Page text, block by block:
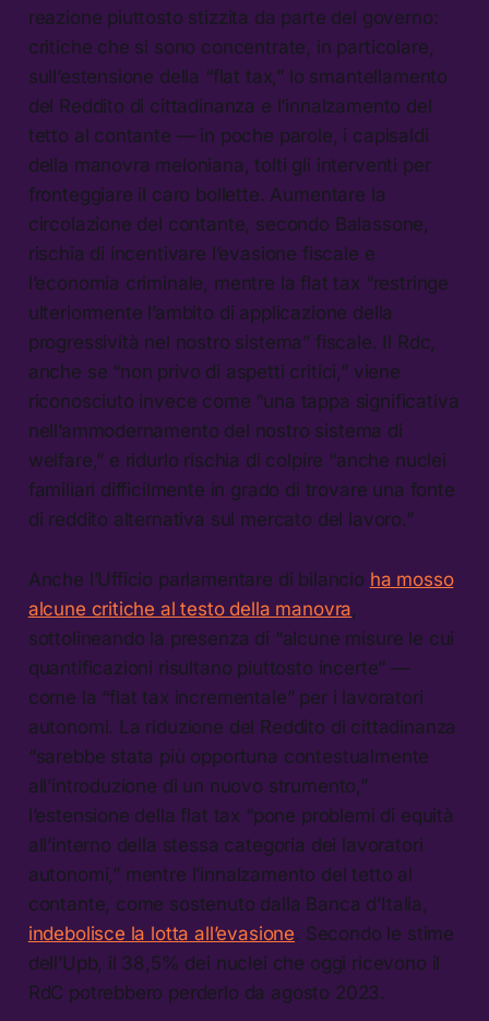
reazione piuttosto stizzita da parte del governo:
critiche che si sono concentrate, in particolare,
sull’estensione della “flat tax,” lo smantellamento
del Reddito di cittadinanza e l’innalzamento del
tetto al contante — in poche parole, i capisaldi
della manovra meloniana, tolti gli interventi per
fronteggiare il caro bollette. Aumentare la
circolazione del contante, secondo Balassone,
rischia di incentivare l’evasione fiscale e
l’economia criminale, mentre la flat tax “restringe
ulteriormente l’ambito di applicazione della
progressività nel nostro sistema” fiscale. Il Rdc,
anche se “non privo di aspetti critici,” viene
riconosciuto invece come “una tappa significativa
nell’ammodernamento del nostro sistema di
welfare,” e ridurlo rischia di colpire “anche nuclei
familiari difficilmente in grado di trovare una fonte
di reddito alternativa sul mercato del lavoro.”
Anche l’Ufficio parlamentare di bilancio ha mosso
alcune critiche al testo della manovra
sottolineando la presenza di “alcune misure le cui
quantificazioni risultano piuttosto incerte” —
come la “flat tax incrementale” per i lavoratori
autonomi. La riduzione del Reddito di cittadinanza
“sarebbe stata più opportuna contestualmente
all’introduzione di un nuovo strumento,”
l’estensione della flat tax “pone problemi di equità
all’interno della stessa categoria dei lavoratori
autonomi,” mentre l’innalzamento del tetto al
contante, come sostenuto dalla Banca d’Italia,
indebolisce la lotta all’evasione. Secondo le stime
dell’Upb, il 38,5% dei nuclei che oggi ricevono il
RdC potrebbero perderlo da agosto 2023.